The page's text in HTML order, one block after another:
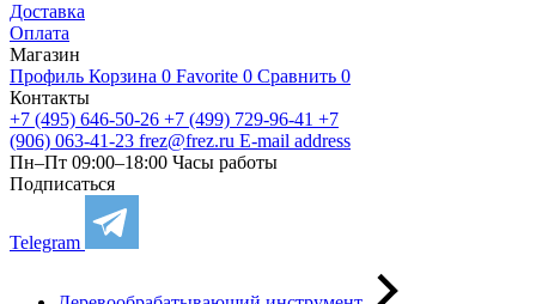
Доставка
Оплата
Магазин
Профиль Корзина 0 Favorite 0 Сравнить 0
Контакты
+7 (495) 646-50-26 +7 (499) 729-96-41 +7
(906) 063-41-23 frez@frez.ru E-mail address
Пн–Пт 09:00–18:00 Часы работы
Подписаться
Telegram